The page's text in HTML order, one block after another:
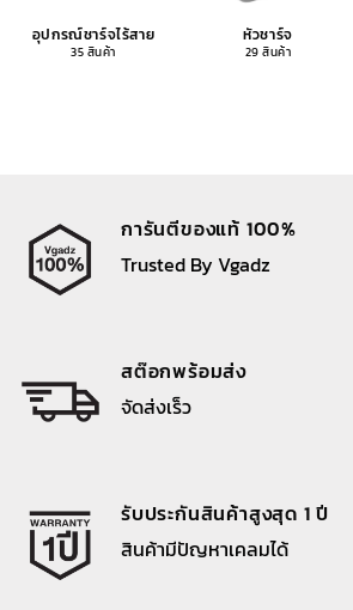
อุปกรณ์ชาร์จไร้สาย
35 สินค้า
หัวชาร์จ
29 สินค้า
การันตีของแท้ 100%
Trusted By Vgadz
สต๊อกพร้อมส่ง
จัดส่งเร็ว
รับประกันสินค้าสูงสุด 1 ปี
สินค้ามีปัญหาเคลมได้